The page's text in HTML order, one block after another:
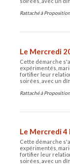
Rattaché à
Le Mercredi
Cette démarche
expérimentés,
fortifier leur
soirées, avec un
Rattaché à
Le Mercredi 4
Cette démarche
expérimentés,
fortifier leur
soirées, avec un